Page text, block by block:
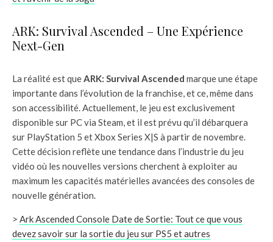
ARK: Survival Ascended – Une Expérience
Next-Gen
La réalité est queARK: Survival Ascended marque une étape
importante dans l’évolution de la franchise, et ce, même dans
son accessibilité. Actuellement, le jeu est exclusivement
disponible sur PC via Steam, et il est prévu qu’il débarquera
sur PlayStation 5 et Xbox Series X|S à partir de novembre.
Cette décision reflète une tendance dans l’industrie du jeu
vidéo où les nouvelles versions cherchent à exploiter au
maximum les capacités matérielles avancées des consoles de
nouvelle génération.
> Ark Ascended Console Date de Sortie: Tout ce que vous
devez savoir sur la sortie du jeu sur PS5 et autres